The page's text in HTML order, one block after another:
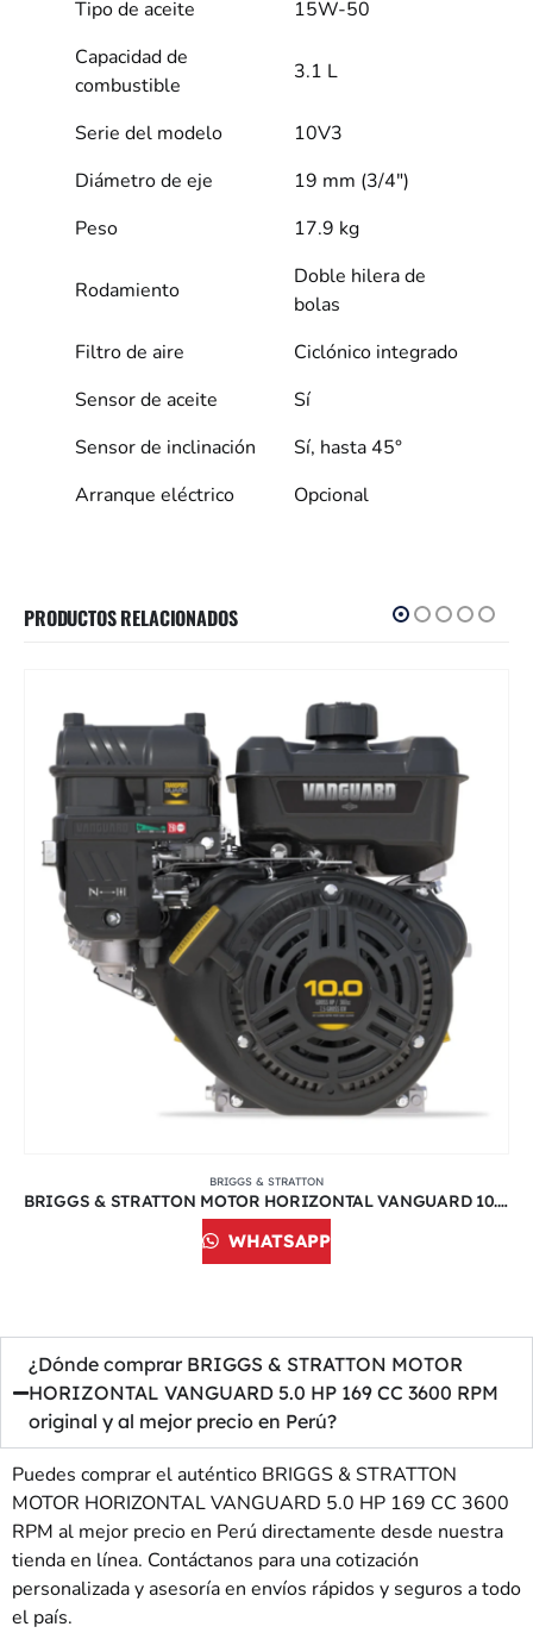
Tipo de aceite
15W-50
Capacidad de
combustible
3.1 L
Serie del modelo
10V3
Diámetro de eje
19 mm (3/4″)
Peso
17.9 kg
Rodamiento
Doble hilera de
bolas
Filtro de aire
Ciclónico integrado
Sensor de aceite
Sí
Sensor de inclinación
Sí, hasta 45°
Arranque eléctrico
Opcional
PRODUCTOS RELACIONADOS
BRIGGS & STRATTON
BRIGGS & STRATTON MOTOR HORIZONTAL VANGUARD 10.0 HP 307 CC 3600 RPM
WHATSAPP
¿Dónde comprar BRIGGS & STRATTON MOTOR
HORIZONTAL VANGUARD 5.0 HP 169 CC 3600 RPM
original y al mejor precio en Perú?
Puedes comprar el auténtico BRIGGS & STRATTON
MOTOR HORIZONTAL VANGUARD 5.0 HP 169 CC 3600
RPM al mejor precio en Perú directamente desde nuestra
tienda en línea. Contáctanos para una cotización
personalizada y asesoría en envíos rápidos y seguros a todo
el país.